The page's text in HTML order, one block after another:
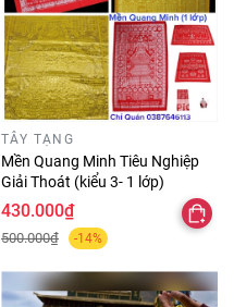
TÂY TẠNG
Mền Quang Minh Tiêu Nghiệp
Giải Thoát (kiểu 3- 1 lớp)
430.000₫
500.000₫ -14%